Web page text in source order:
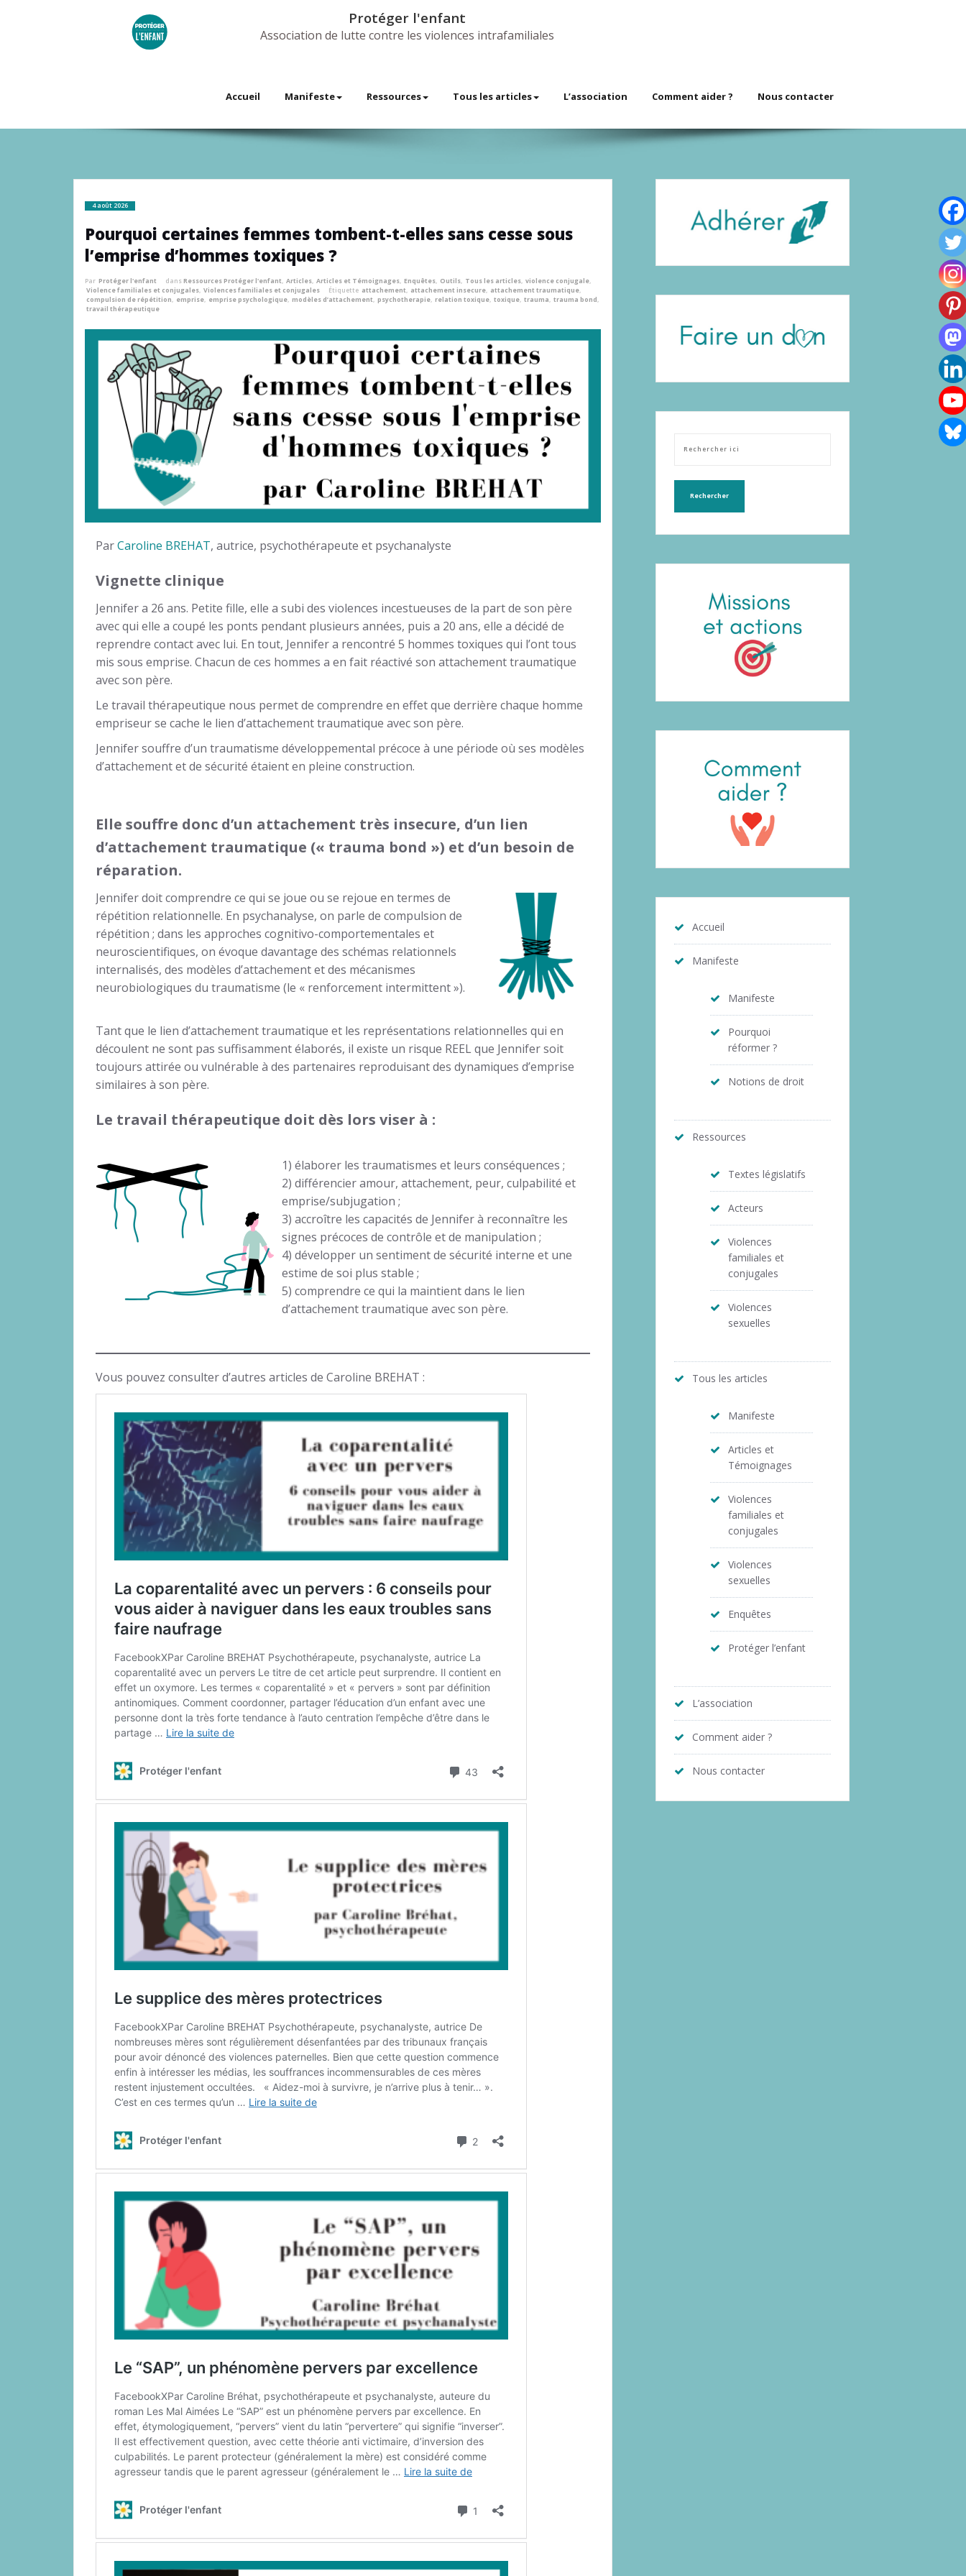
Protéger l'enfant
Association de lutte contre les violences intrafamiliales
Accueil Manifeste Ressources Tous les articles L’association Comment aider ? Nous contacter
4 août 2026
Pourquoi certaines femmes tombent-t-elles sans cesse sous
l’emprise d’hommes toxiques ?
Par Protéger l'enfant dansRessources Protéger l'enfant, Articles, Articles et Témoignages, Enquêtes, Outils, Tous les articles, violence conjugale,
Violence familiales et conjugales, Violences familiales et conjugales Étiquette attachement, attachement insecure, attachement traumatique,
compulsion de répétition, emprise, emprise psychologique, modèles d’attachement, psychotherapie, relation toxique, toxique, trauma, trauma bond,
travail thérapeutique
ParCaroline BREHAT, autrice, psychothérapeute et psychanalyste
Vignette clinique
Jennifer a 26 ans. Petite fille, elle a subi des violences incestueuses de la part de son père
avec qui elle a coupé les ponts pendant plusieurs années, puis a 20 ans, elle a décidé de
reprendre contact avec lui. En tout, Jennifer a rencontré 5 hommes toxiques qui l’ont tous
mis sous emprise. Chacun de ces hommes a en fait réactivé son attachement traumatique
avec son père.
Le travail thérapeutique nous permet de comprendre en effet que derrière chaque homme
empriseur se cache le lien d’attachement traumatique avec son père.
Jennifer souffre d’un traumatisme développemental précoce à une période où ses modèles
d’attachement et de sécurité étaient en pleine construction.
Elle souffre donc d’un attachement très insecure, d’un lien
d’attachement traumatique (« trauma bond ») et d’un besoin de
réparation.
Jennifer doit comprendre ce qui se joue ou se rejoue en termes de
répétition relationnelle. En psychanalyse, on parle de compulsion de
répétition ; dans les approches cognitivo-comportementales et
neuroscientifiques, on évoque davantage des schémas relationnels
internalisés, des modèles d’attachement et des mécanismes
neurobiologiques du traumatisme (le « renforcement intermittent »).
Tant que le lien d’attachement traumatique et les représentations relationnelles qui en
découlent ne sont pas suffisamment élaborés, il existe un risque REEL que Jennifer soit
toujours attirée ou vulnérable à des partenaires reproduisant des dynamiques d’emprise
similaires à son père.
Le travail thérapeutique doit dès lors viser à :
1) élaborer les traumatismes et leurs conséquences ;
2) différencier amour, attachement, peur, culpabilité et
emprise/subjugation ;
3) accroître les capacités de Jennifer à reconnaître les
signes précoces de contrôle et de manipulation ;
4) développer un sentiment de sécurité interne et une
estime de soi plus stable ;
5) comprendre ce qui la maintient dans le lien
d’attachement traumatique avec son père.
Vous pouvez consulter d’autres articles de Caroline BREHAT :
Accueil
Manifeste
Manifeste
Pourquoi
réformer ?
Notions de droit
Ressources
Textes législatifs
Acteurs
Violences
familiales et
conjugales
Violences
sexuelles
Tous les articles
Manifeste
Articles et
Témoignages
Violences
familiales et
conjugales
Violences
sexuelles
Enquêtes
Protéger l’enfant
L’association
Comment aider ?
Nous contacter